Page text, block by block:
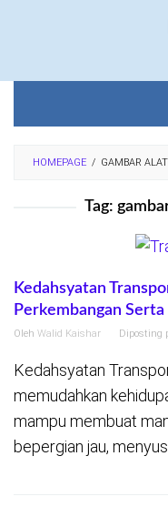
HOMEPAGE / GAMBAR
Tag:
Kedahsyatan
Perkembangan
Oleh Walid Kaishar Diposting
Kedahsyatan
memudahkan
mampu membuat
bepergian jau,